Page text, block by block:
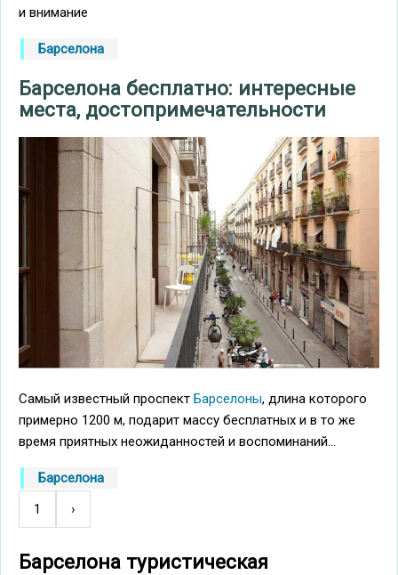
и внимание
Барселона
Барселона бесплатно: интересные
места, достопримечательности
Самый известный проспект Барселоны, длина которого
примерно 1200 м, подарит массу бесплатных и в то же
время приятных неожиданностей и воспоминаний...
Барселона
Нумерация
1
Следующая
страница
›
Барселона туристическая